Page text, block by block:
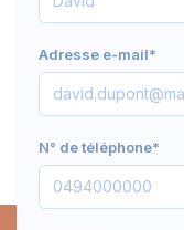
Adresse e-mail*
N° de téléphone*